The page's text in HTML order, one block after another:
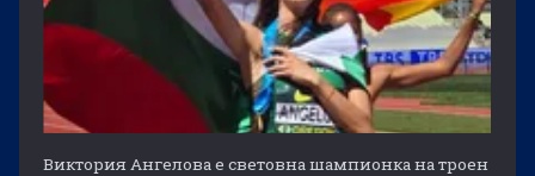
Виктория Ангелова е световна шампионка на троен